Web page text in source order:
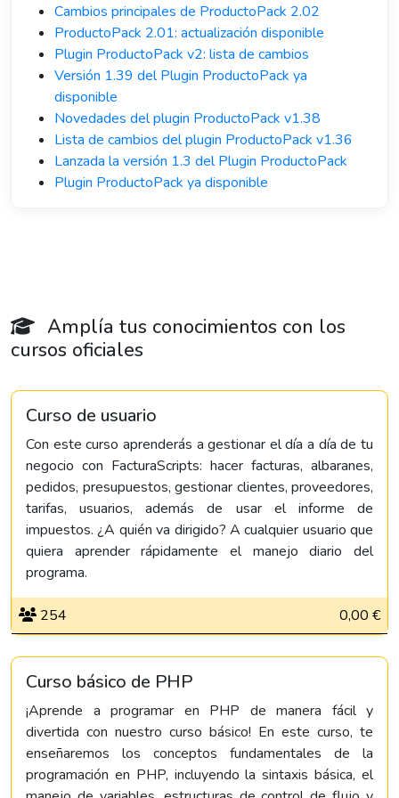
Cambios principales de ProductoPack 2.02
ProductoPack 2.01: actualización disponible
Plugin ProductoPack v2: lista de cambios
Versión 1.39 del Plugin ProductoPack ya
disponible
Novedades del plugin ProductoPack v1.38
Lista de cambios del plugin ProductoPack v1.36
Lanzada la versión 1.3 del Plugin ProductoPack
Plugin ProductoPack ya disponible
Amplía tus conocimientos con los
cursos oficiales
Curso de usuario
Con este curso aprenderás a gestionar el día a día de tu
negocio con FacturaScripts: hacer facturas, albaranes,
pedidos, presupuestos, gestionar clientes, proveedores,
tarifas, usuarios, además de usar el informe de
impuestos. ¿A quién va dirigido? A cualquier usuario que
quiera aprender rápidamente el manejo diario del
programa.
254 0,00 €
Curso básico de PHP
¡Aprende a programar en PHP de manera fácil y
divertida con nuestro curso básico! En este curso, te
enseñaremos los conceptos fundamentales de la
programación en PHP, incluyendo la sintaxis básica, el